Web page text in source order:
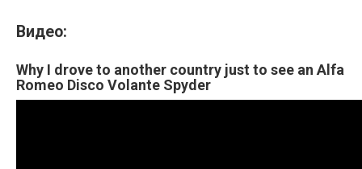
Видео:
Why I drove to another country just to see an Alfa
Romeo Disco Volante Spyder